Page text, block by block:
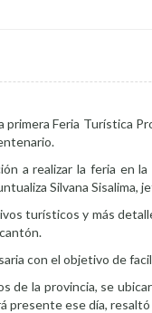
primera Feria Turística
a realizar la feria en
Silvana Sisalima,
turísticos y más
con el objetivo de
de la provincia, se
presente ese día, resaltó